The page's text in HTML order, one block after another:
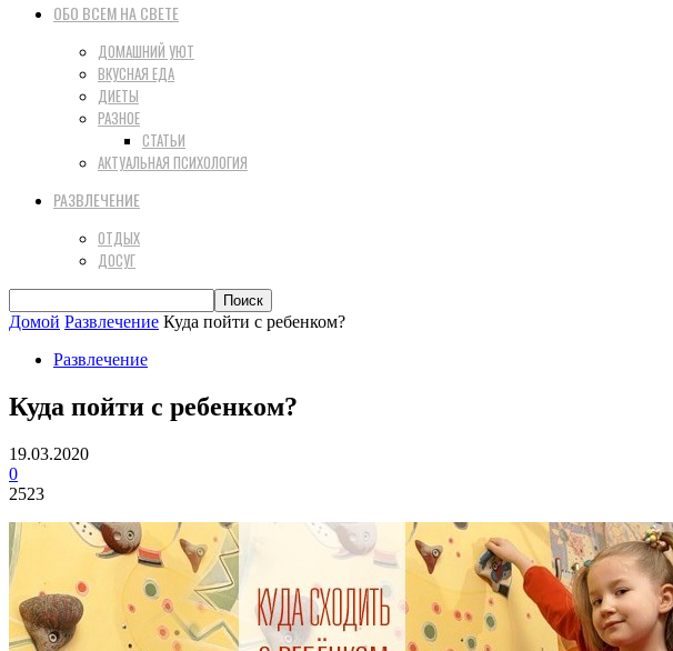
ОБО ВСЕМ НА СВЕТЕ
ДОМАШНИЙ УЮТ
ВКУСНАЯ ЕДА
ДИЕТЫ
РАЗНОЕ
СТАТЬИ
АКТУАЛЬНАЯ ПСИХОЛОГИЯ
РАЗВЛЕЧЕНИЕ
ОТДЫХ
ДОСУГ
Домой Развлечение Куда пойти с ребенком?
Развлечение
Куда пойти с ребенком?
19.03.2020
0
2523